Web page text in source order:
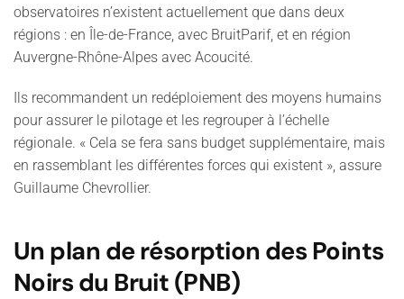
observatoires n’existent actuellement que dans deux
régions : en Île-de-France, avec BruitParif, et en région
Auvergne-Rhône-Alpes avec Acoucité.
Ils recommandent un redéploiement des moyens humains
pour assurer le pilotage et les regrouper à l’échelle
régionale. « Cela se fera sans budget supplémentaire, mais
en rassemblant les différentes forces qui existent », assure
Guillaume Chevrollier.
Un plan de résorption des Points
Noirs du Bruit (PNB)